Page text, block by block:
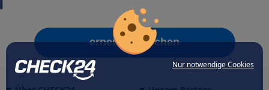
Nur notwendige Cookies
erneut versuchen